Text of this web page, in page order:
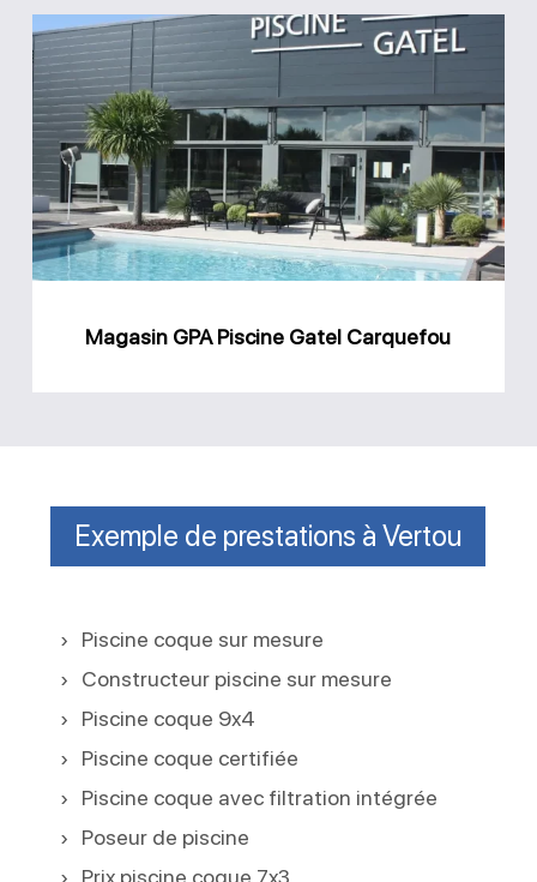
Magasin
Piscine
Gatel
Carquefou
Magasin GPA Piscine Gatel Carquefou
Exemple de prestations à Vertou
Piscine coque sur mesure
Constructeur piscine sur mesure
Piscine coque 9x4
Piscine coque certifiée
Piscine coque avec filtration intégrée
Poseur de piscine
Prix piscine coque 7x3